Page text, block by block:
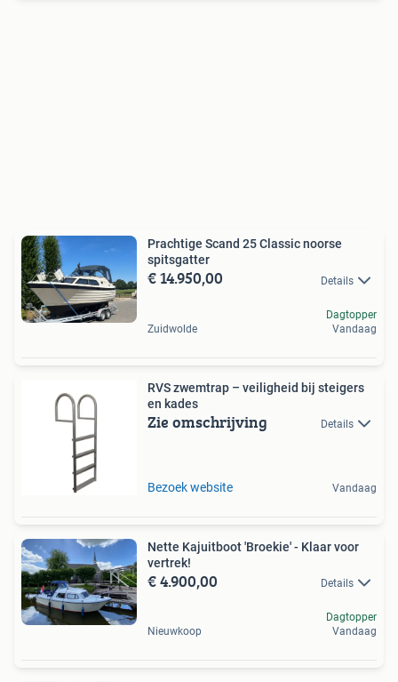
Prachtige Scand 25 Classic noorse
spitsgatter
€ 14.950,00 Details
Zuidwolde
Dagtopper
Vandaag
RVS zwemtrap – veiligheid bij steigers
en kades
Zie omschrijving Details
Bezoek website Vandaag
Nette Kajuitboot 'Broekie' - Klaar voor
vertrek!
€ 4.900,00 Details
Nieuwkoop
Dagtopper
Vandaag